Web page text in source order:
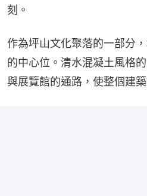
刻。
作為坪山文化聚落的一部分
的中心位。清水混凝土風格
與展覽館的通路，使整個建